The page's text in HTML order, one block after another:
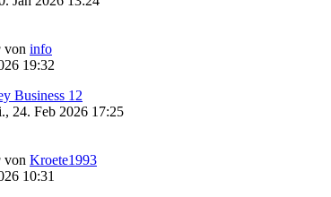
von info
19:32
Business 12
24. Feb 2026 17:25
von Kroete1993
10:31